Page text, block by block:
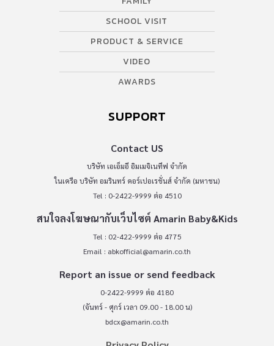
SCHOOL VISIT
PRODUCT & SERVICE
VIDEO
AWARDS
SUPPORT
Contact US
บริษัท เอเอ็มอี อิมเมจิเนทีฟ จำกัด
ในเครือ บริษัท อมรินทร์ คอร์เปอเรชั่นส์ จำกัด (มหาชน)
Tel : 0-2422-9999 ต่อ 4510
สนใจลงโฆษณากับเว็บไซต์ Amarin Baby&Kids
Tel : 02-422-9999 ต่อ 4775
Email : abkofficial@amarin.co.th
Report an issue or send feedback
0-2422-9999 ต่อ 4180
(จันทร์ - ศุกร์ เวลา 09.00 - 18.00 น)
bdcx@amarin.co.th